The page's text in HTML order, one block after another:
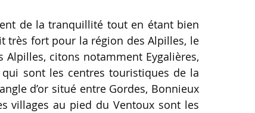
de la tranquillité tout en étant bien
très fort pour la région des Alpilles, le
citons notamment Eygalières,
qui sont les centres touristiques de la
d’or situé entre Gordes, Bonnieux
villages au pied du Ventoux sont les